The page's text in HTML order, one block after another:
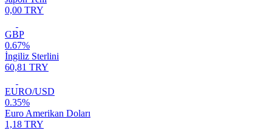
0,00 TRY
GBP
0.67%
İngiliz Sterlini
60,81 TRY
EURO/USD
0.35%
Euro Amerikan Doları
1,18 TRY